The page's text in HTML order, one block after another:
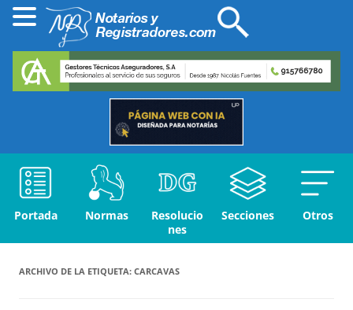
Portada Normas
Resolucio
nes
Secciones Otros
ARCHIVO DE LA ETIQUETA: CARCAVAS